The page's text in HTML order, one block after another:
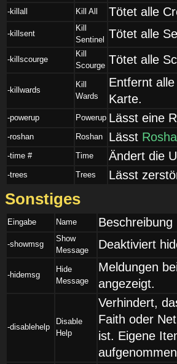
-killall Kill All Tötet alle
-killsent
Kill
Sentinel
Tötet alle
-killscourge
Kill
Scourge Tötet alle
-killwards
Kill
Wards
Entfernt
Karte.
-powerup Powerup Lässt eine
-roshan Roshan Lässt
-time # Time Ändert die
-trees Trees Lässt
Sonstiges
Eingabe Name Beschreibung
-showmsg
Show
Message
Deaktiviert
-hidemsg
Hide
Message
Meldungen
angezeigt.
-disablehelp
Disable
Help
Verhindert,
Faith oder
ist. Eigene